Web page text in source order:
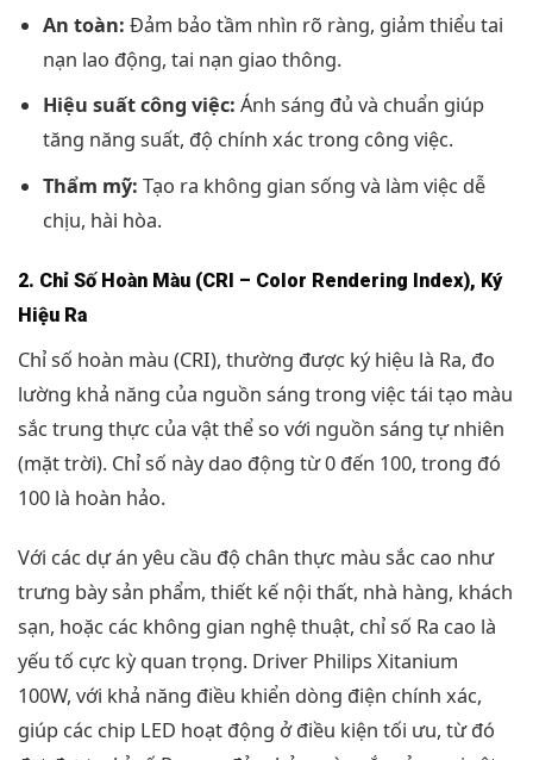
An toàn: Đảm bảo tầm nhìn rõ ràng, giảm thiểu tai
nạn lao động, tai nạn giao thông.
Hiệu suất công việc: Ánh sáng đủ và chuẩn giúp
tăng năng suất, độ chính xác trong công việc.
Thẩm mỹ: Tạo ra không gian sống và làm việc dễ
chịu, hài hòa.
2. Chỉ Số Hoàn Màu (CRI – Color Rendering Index), Ký
Hiệu Ra
Chỉ số hoàn màu (CRI), thường được ký hiệu là Ra, đo
lường khả năng của nguồn sáng trong việc tái tạo màu
sắc trung thực của vật thể so với nguồn sáng tự nhiên
(mặt trời). Chỉ số này dao động từ 0 đến 100, trong đó
100 là hoàn hảo.
Với các dự án yêu cầu độ chân thực màu sắc cao như
trưng bày sản phẩm, thiết kế nội thất, nhà hàng, khách
sạn, hoặc các không gian nghệ thuật, chỉ số Ra cao là
yếu tố cực kỳ quan trọng. Driver Philips Xitanium
100W, với khả năng điều khiển dòng điện chính xác,
giúp các chip LED hoạt động ở điều kiện tối ưu, từ đó